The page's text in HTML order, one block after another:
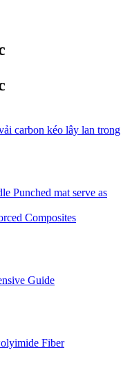
carbon kéo lây lan trong
Composites
Guide
Fiber